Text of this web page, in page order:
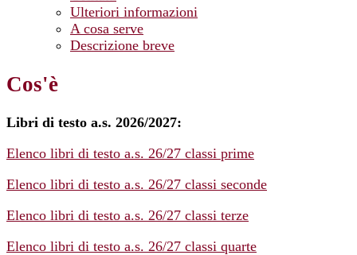
Ulteriori informazioni
A cosa serve
Descrizione breve
Cos'è
Libri di testo a.s. 2026/2027:
Elenco libri di testo a.s. 26/27 classi prime
Elenco libri di testo a.s. 26/27 classi seconde
Elenco libri di testo a.s. 26/27 classi terze
Elenco libri di testo a.s. 26/27 classi quarte